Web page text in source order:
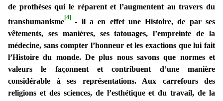
de prothèses qui le réparent et l’augmentent au travers du
transhumanisme[4]
- il a en effet une Histoire, de par ses
vêtements, ses manières, ses tatouages, l’empreinte de la
médecine, sans compter l’honneur et les exactions que lui fait
l’Histoire du monde. De plus nous savons que normes et
valeurs le façonnent et contribuent d’une manière
considérable à ses représentations. Aux carrefours des
religions et des sciences, de l’esthétique et du travail, de la